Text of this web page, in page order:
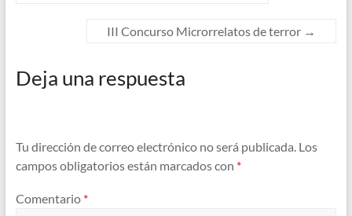
III Concurso Microrrelatos de terror →
Deja una respuesta
Tu dirección de correo electrónico no será publicada. Los
campos obligatorios están marcados con *
Comentario *